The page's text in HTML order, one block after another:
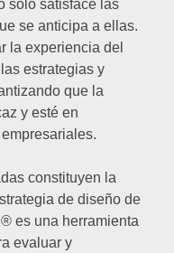
sólo satisface las
se anticipa a ellas.
la experiencia del
estrategias y
que la
y esté en
constituyen la
de diseño de
es una herramienta
evaluar y